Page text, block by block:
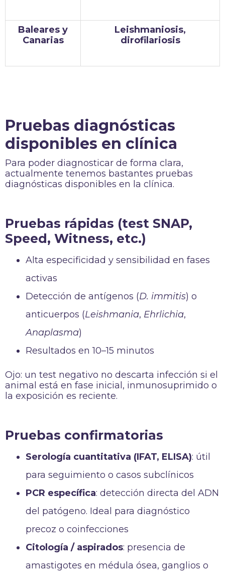
Baleares y
Canarias
Leishmaniosis,
dirofilariosis
Pruebas diagnósticas
disponibles en clínica
Para poder diagnosticar de forma clara,
actualmente tenemos bastantes pruebas
diagnósticas disponibles en la clínica.
Pruebas rápidas (test SNAP,
Speed, Witness, etc.)
Alta especificidad y sensibilidad en fases
activas
Detección de antígenos (D. immitis) o
anticuerpos (Leishmania, Ehrlichia,
Anaplasma)
Resultados en 10–15 minutos
Ojo: un test negativo no descarta infección si el
animal está en fase inicial, inmunosuprimido o
la exposición es reciente.
Pruebas confirmatorias
Serología cuantitativa (IFAT, ELISA): útil
para seguimiento o casos subclínicos
PCR específica: detección directa del ADN
del patógeno. Ideal para diagnóstico
precoz o coinfecciones
Citología / aspirados: presencia de
amastigotes en médula ósea, ganglios o